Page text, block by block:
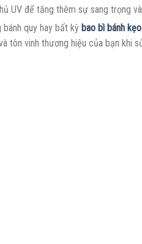
UV để tăng thêm sự sang trọng
quy hay bất kỳ bao bì bánh kẹo
tôn vinh thương hiệu của bạn khi